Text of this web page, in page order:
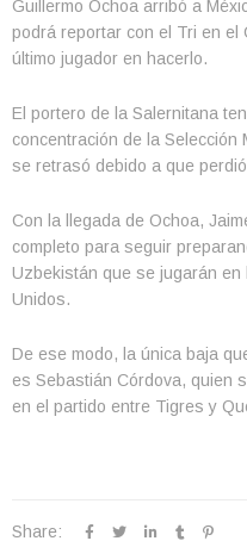
Guillermo Ochoa arribó a
podrá reportar con el Tri en el
último jugador en hacerlo.
El portero de la Salernitana
concentración de la Selección
se retrasó debido a que
Con la llegada de Ochoa,
completo para seguir
Uzbekistán que se jugarán
Unidos.
De ese modo, la única baja
es Sebastián Córdova, quien
en el partido entre Tigres y
Share: